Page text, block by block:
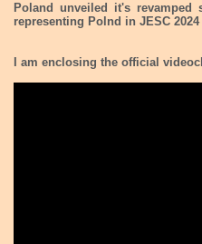
Poland unveiled it's revamped
representing Polnd in JESC
I am enclosing the official